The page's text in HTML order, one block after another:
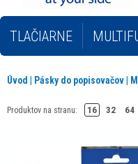
TLAČIARNE
INÉ KANCELÁRSKE
Úvod Pásky do popisovačov
Produktov na stranu: 16 32 64